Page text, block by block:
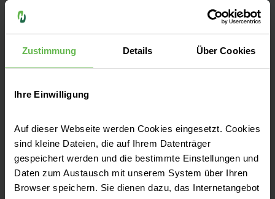
Zustimmung Details Über Cookies
Ihre Einwilligung
Auf dieser Webseite werden Cookies eingesetzt. Cookies
sind kleine Dateien, die auf Ihrem Datenträger
gespeichert werden und die bestimmte Einstellungen und
Daten zum Austausch mit unserem System über Ihren
Browser speichern. Sie dienen dazu, das Internetangebot
vorwiegend Einwohner aus Erfurt und
Umgebung. Das Helios Klinikum Erfurt ist ein
Krankenhaus der Maximalversorgung und
Unsere Fachbereiche